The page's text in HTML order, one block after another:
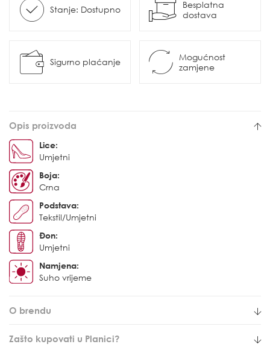
Stanje: Dostupno
Besplatna
dostava
Sigurno plaćanje
Mogućnost
zamjene
Opis proizvoda
Lice:
Umjetni
Boja:
Crna
Podstava:
Tekstil/Umjetni
Đon:
Umjetni
Namjena:
Suho vrijeme
O brendu
Zašto kupovati u Planici?